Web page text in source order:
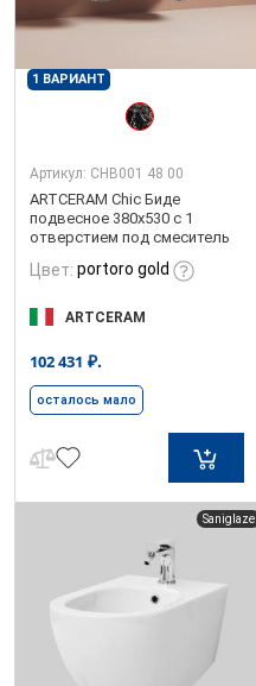
1 ВАРИАНТ
Артикул: CHB001 48 00
ARTCERAM Chic Биде
подвесное 380х530 с 1
отверстием под смеситель
Цвет: portoro gold
ARTCERAM
102 431 ₽.
осталось мало
Saniglaze